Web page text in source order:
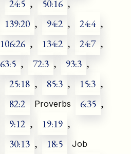
24:5 , 50:16 ,
139:20 , 94:2 , 24:4 ,
106:26 , 134:2 , 24:7 ,
63:5 , 72:3 , 93:3 ,
25:18 , 85:3 , 15:3 ,
82:2 Proverbs 6:35 ,
9:12 , 19:19 ,
30:13 , 18:5 Job